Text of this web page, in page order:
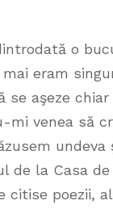
o
mai eram
se aşeze
mi venea să
undeva
de la Casa
citise poezii,